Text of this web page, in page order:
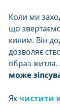
Коли ми
що
килим. Він
дозволяє
образ житла.
може
Як чистити